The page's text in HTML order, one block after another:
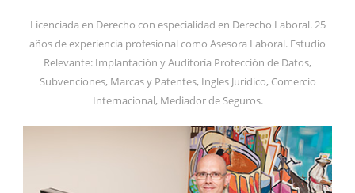
Licenciada en Derecho con especialidad en Derecho Laboral. 25
años de experiencia profesional como Asesora Laboral. Estudio
Relevante: Implantación y Auditoría Protección de Datos,
Subvenciones, Marcas y Patentes, Ingles Jurídico, Comercio
Internacional, Mediador de Seguros.